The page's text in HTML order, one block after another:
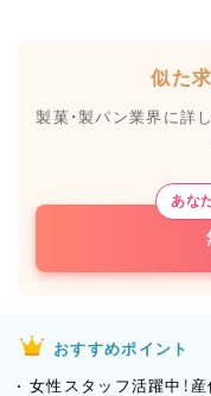
似た
製菓・製パン業界に詳
あな
おすすめポイント
女性スタッフ活躍中！